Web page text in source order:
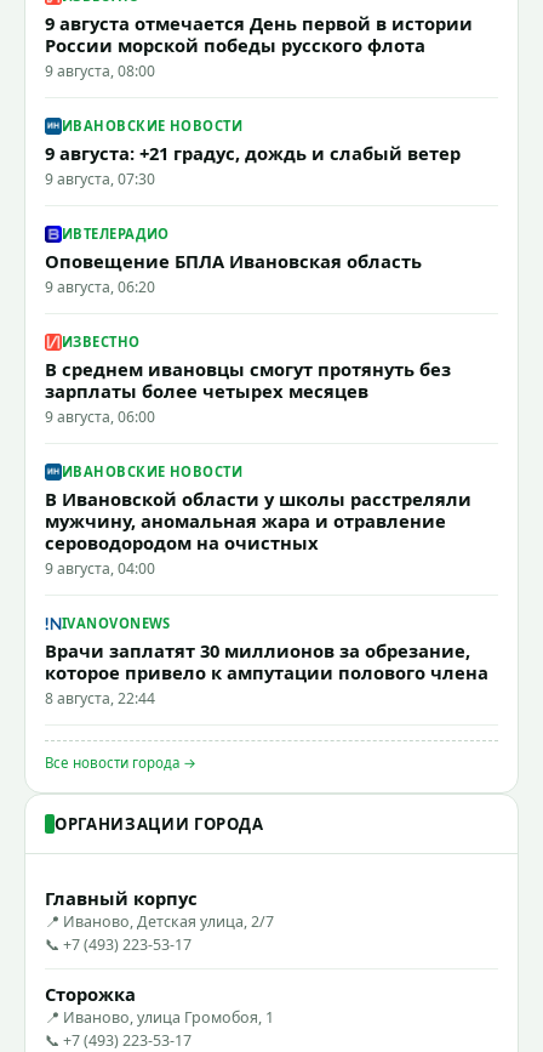
9 августа отмечается День первой в истории
России морской победы русского флота
9 августа, 08:00
ИВАНОВСКИЕ НОВОСТИ
9 августа: +21 градус, дождь и слабый ветер
9 августа, 07:30
ИВТЕЛЕРАДИО
Оповещение БПЛА Ивановская область
9 августа, 06:20
ИЗВЕСТНО
В среднем ивановцы смогут протянуть без
зарплаты более четырех месяцев
9 августа, 06:00
ИВАНОВСКИЕ НОВОСТИ
В Ивановской области у школы расстреляли
мужчину, аномальная жара и отравление
сероводородом на очистных
9 августа, 04:00
IVANOVONEWS
Врачи заплатят 30 миллионов за обрезание,
которое привело к ампутации полового члена
8 августа, 22:44
Все новости города →
ОРГАНИЗАЦИИ ГОРОДА
Главный корпус
📍 Иваново, Детская улица, 2/7
📞 +7 (493) 223-53-17
Сторожка
📍 Иваново, улица Громобоя, 1
📞 +7 (493) 223-53-17